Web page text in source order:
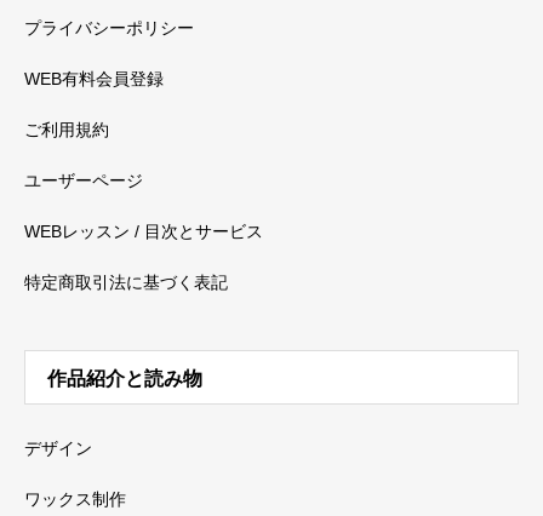
プライバシーポリシー
WEB有料会員登録
ご利用規約
ユーザーページ
WEBレッスン / 目次とサービス
特定商取引法に基づく表記
作品紹介と読み物
デザイン
ワックス制作